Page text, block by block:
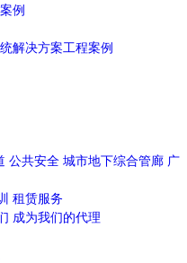
公共安全 城市地下综合管廊 广
租赁服务
成为我们的代理